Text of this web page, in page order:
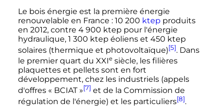
Le bois énergie est la première énergie
renouvelable en France : 10 200 ktep produits
en 2012, contre 4 900 ktep pour l'énergie
hydraulique, 1 300 ktep éoliens et 450 ktep
solaires (thermique et photovoltaïque)[5]. Dans
le premier quart du XXIe siècle, les filières
plaquettes et pellets sont en fort
développement, chez les industriels (appels
d'offres « BCIAT »[7] et de la Commission de
régulation de l'énergie) et les particuliers[8].